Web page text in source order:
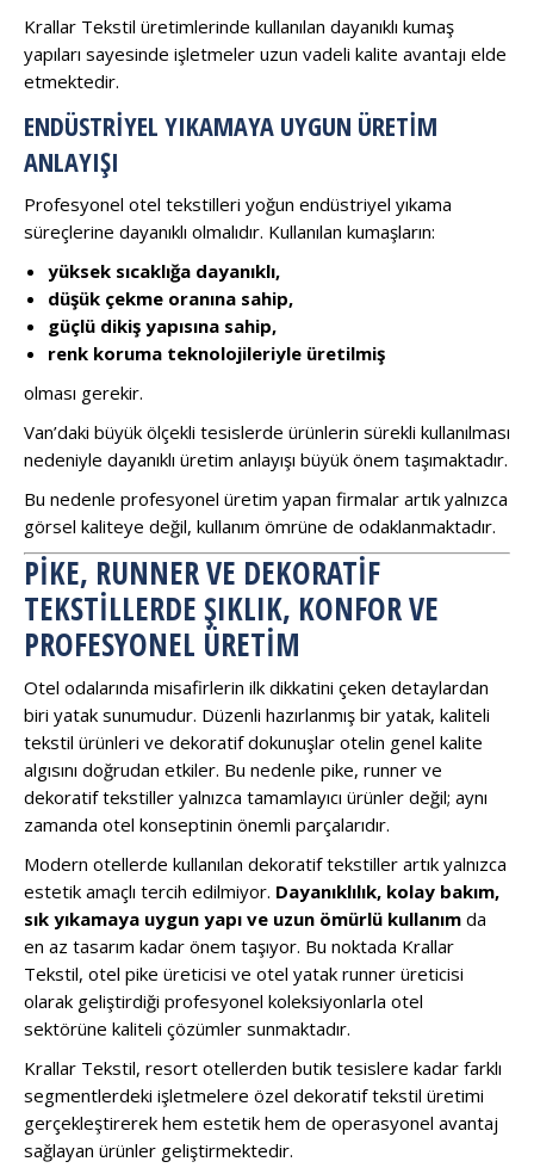
Krallar Tekstil üretimlerinde kullanılan dayanıklı kumaş
yapıları sayesinde işletmeler uzun vadeli kalite avantajı elde
etmektedir.
ENDÜSTRIYEL YIKAMAYA UYGUN ÜRETIM
ANLAYIŞI
Profesyonel otel tekstilleri yoğun endüstriyel yıkama
süreçlerine dayanıklı olmalıdır. Kullanılan kumaşların:
yüksek sıcaklığa dayanıklı,
düşük çekme oranına sahip,
güçlü dikiş yapısına sahip,
renk koruma teknolojileriyle üretilmiş
olması gerekir.
Van’daki büyük ölçekli tesislerde ürünlerin sürekli kullanılması
nedeniyle dayanıklı üretim anlayışı büyük önem taşımaktadır.
Bu nedenle profesyonel üretim yapan firmalar artık yalnızca
görsel kaliteye değil, kullanım ömrüne de odaklanmaktadır.
PIKE, RUNNER VE DEKORATIF
TEKSTILLERDE ŞIKLIK, KONFOR VE
PROFESYONEL ÜRETIM
Otel odalarında misafirlerin ilk dikkatini çeken detaylardan
biri yatak sunumudur. Düzenli hazırlanmış bir yatak, kaliteli
tekstil ürünleri ve dekoratif dokunuşlar otelin genel kalite
algısını doğrudan etkiler. Bu nedenle pike, runner ve
dekoratif tekstiller yalnızca tamamlayıcı ürünler değil; aynı
zamanda otel konseptinin önemli parçalarıdır.
Modern otellerde kullanılan dekoratif tekstiller artık yalnızca
estetik amaçlı tercih edilmiyor. Dayanıklılık, kolay bakım,
sık yıkamaya uygun yapı ve uzun ömürlü kullanım da
en az tasarım kadar önem taşıyor. Bu noktada Krallar
Tekstil, otel pike üreticisi ve otel yatak runner üreticisi
olarak geliştirdiği profesyonel koleksiyonlarla otel
sektörüne kaliteli çözümler sunmaktadır.
Krallar Tekstil, resort otellerden butik tesislere kadar farklı
segmentlerdeki işletmelere özel dekoratif tekstil üretimi
gerçekleştirerek hem estetik hem de operasyonel avantaj
sağlayan ürünler geliştirmektedir.